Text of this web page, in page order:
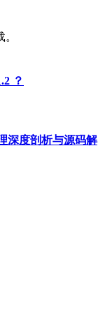
？
深度剖析与源码解